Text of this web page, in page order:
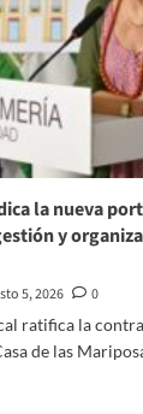
la nueva
y
5, 2026
0
ratifica la
de las